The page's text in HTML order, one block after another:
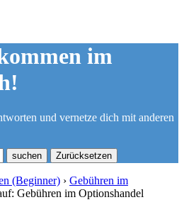
im
und vernetze dich mit anderen
Zurücksetzen
(Beginner) › Gebühren im
Gebühren im Optionshandel